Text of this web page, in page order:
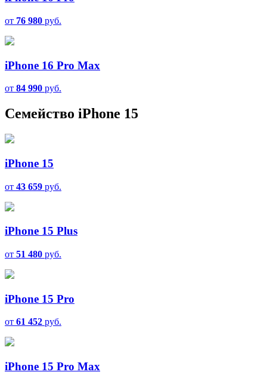
от 76 980 руб.
iPhone 16 Pro Max
от 84 990 руб.
Семейство iPhone 15
iPhone 15
от 43 659 руб.
iPhone 15 Plus
от 51 480 руб.
iPhone 15 Pro
от 61 452 руб.
iPhone 15 Pro Max